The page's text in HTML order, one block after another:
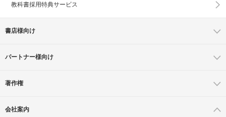
教科書採用特典サービス
書店様向け
パートナー様向け
著作権
会社案内